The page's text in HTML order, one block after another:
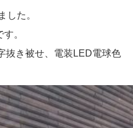
した。
。
抜き被せ、電装LED電球色